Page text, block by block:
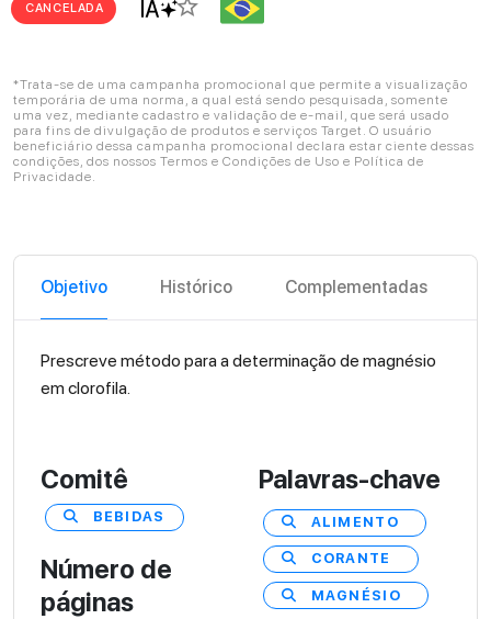
CANCELADA star_border
*Trata-se de uma campanha promocional que permite a visualização
temporária de uma norma, a qual está sendo pesquisada, somente
uma vez, mediante cadastro e validação de e-mail, que será usado
para fins de divulgação de produtos e serviços Target. O usuário
beneficiário dessa campanha promocional declara estar ciente dessas
condições, dos nossos Termos e Condições de Uso e Política de
Privacidade.
Objetivo Histórico Complementadas
Prescreve método para a determinação de magnésio
em clorofila.
Comitê
BEBIDAS
Número de
páginas
Palavras-chave
ALIMENTO
CORANTE
MAGNÉSIO